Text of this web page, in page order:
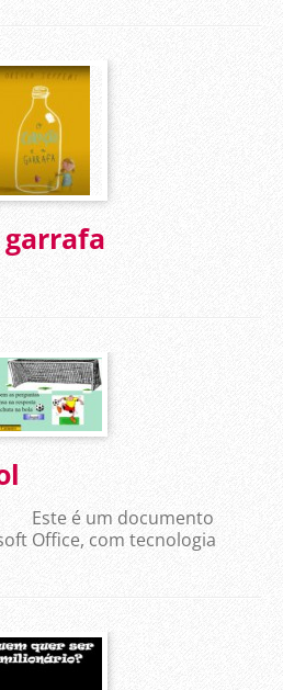
garrafa
Este é um documento
Office, com tecnologia